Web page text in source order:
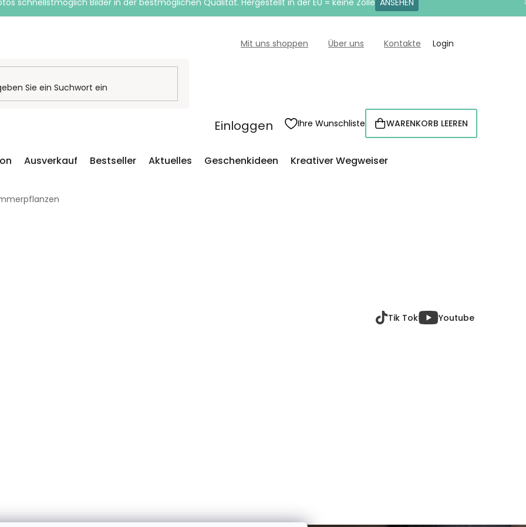
schnellstmöglich Bilder in der bestmöglichen Qualität. Hergestellt in der EU = keine Zölle ANSEHEN
Mit uns shoppen Über uns Kontakte Login
Einloggen Ihre Wunschliste WARENKORB
WARENKORB LEEREN
Ausverkauf Bestseller Aktuelles Geschenkideen Kreativer Wegweiser
Tik Tok Youtube